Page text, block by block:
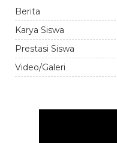
Berita
Karya Siswa
Prestasi Siswa
Video/Galeri